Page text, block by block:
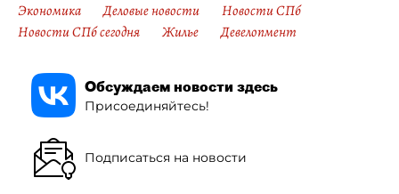
Экономика
Деловые новости
Новости СПб
Новости СПб сегодня
Жилье Девелопмент
Обсуждаем новости здесь
Присоединяйтесь!
Подписаться на новости